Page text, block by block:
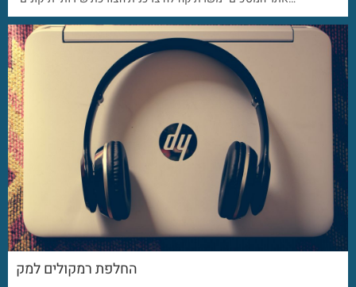
החלפת רמקולים למק